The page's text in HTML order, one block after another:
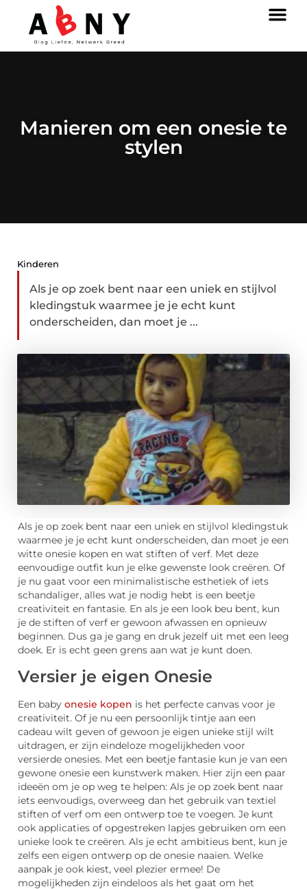
Manieren om een onesie te
stylen
Kinderen
Als je op zoek bent naar een uniek en stijlvol
kledingstuk waarmee je je echt kunt
onderscheiden, dan moet je ...
Als je op zoek bent naar een uniek en stijlvol kledingstuk
waarmee je je echt kunt onderscheiden, dan moet je een
witte onesie kopen en wat stiften of verf. Met deze
eenvoudige outfit kun je elke gewenste look creëren. Of
je nu gaat voor een minimalistische esthetiek of iets
schandaliger, alles wat je nodig hebt is een beetje
creativiteit en fantasie. En als je een look beu bent, kun
je de stiften of verf er gewoon afwassen en opnieuw
beginnen. Dus ga je gang en druk jezelf uit met een leeg
doek. Er is echt geen grens aan wat je kunt doen.
Versier je eigen Onesie
Een baby onesie kopen is het perfecte canvas voor je
creativiteit. Of je nu een persoonlijk tintje aan een
cadeau wilt geven of gewoon je eigen unieke stijl wilt
uitdragen, er zijn eindeloze mogelijkheden voor
versierde onesies. Met een beetje fantasie kun je van een
gewone onesie een kunstwerk maken. Hier zijn een paar
ideeën om je op weg te helpen: Als je op zoek bent naar
iets eenvoudigs, overweeg dan het gebruik van textiel
stiften of verf om een ontwerp toe te voegen. Je kunt
ook applicaties of opgestreken lapjes gebruiken om een
unieke look te creëren. Als je echt ambitieus bent, kun je
zelfs een eigen ontwerp op de onesie naaien. Welke
aanpak je ook kiest, veel plezier ermee! De
mogelijkheden zijn eindeloos als het gaat om het